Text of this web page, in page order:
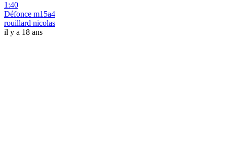
1:40
Défonce m15a4
rouillard nicolas
il y a 18 ans